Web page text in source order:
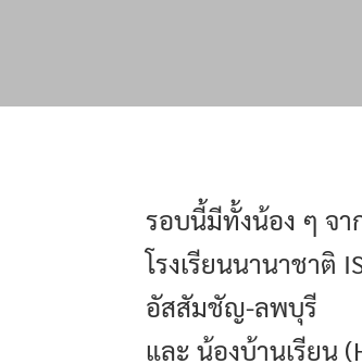
รอบนี้มีทั้งน้อง ๆ จา
โรงเรียนนานาชาติ
อัสสัมชัญ-ลพบุรี
และ น้องบ้านเรียน